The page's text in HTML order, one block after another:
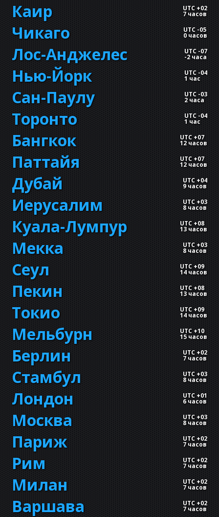
Каир UTC +02
7 часов
Чикаго UTC -05
0 часов
Лос-Анджелес UTC -07
-2 часа
Нью-Йорк UTC -04
1 час
Сан-Паулу UTC -03
2 часа
Торонто UTC -04
1 час
Бангкок UTC +07
12 часов
Паттайя UTC +07
12 часов
Дубай UTC +04
9 часов
Иерусалим UTC +03
8 часов
Куала-Лумпур UTC +08
13 часов
Мекка UTC +03
8 часов
Сеул UTC +09
14 часов
Пекин UTC +08
13 часов
Токио UTC +09
14 часов
Мельбурн UTC +10
15 часов
Берлин UTC +02
7 часов
Стамбул UTC +03
8 часов
Лондон UTC +01
6 часов
Москва UTC +03
8 часов
Париж UTC +02
7 часов
Рим UTC +02
7 часов
Милан UTC +02
7 часов
Варшава UTC +02
7 часов